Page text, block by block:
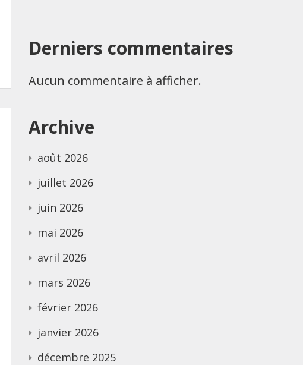
Derniers commentaires
Aucun commentaire à afficher.
Archive
août 2026
juillet 2026
juin 2026
mai 2026
avril 2026
mars 2026
février 2026
janvier 2026
décembre 2025